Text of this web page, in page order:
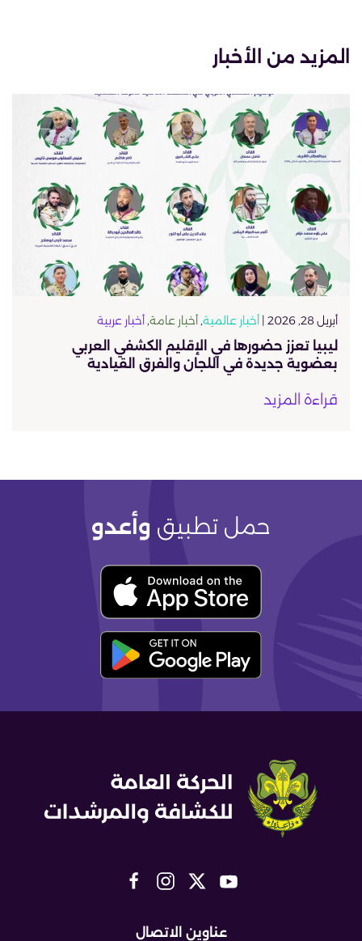
المزيد من الأخبار
أبريل 28, 2026 | أخبار عالمية,أخبار عامة,أخبار عربية
ليبيا تعزز حضورها في الإقليم الكشفي العربي
بعضوية جديدة في اللجان والفرق القيادية
قراءة المزيد
حمل تطبيق وأعدو
عناوين الاتصال